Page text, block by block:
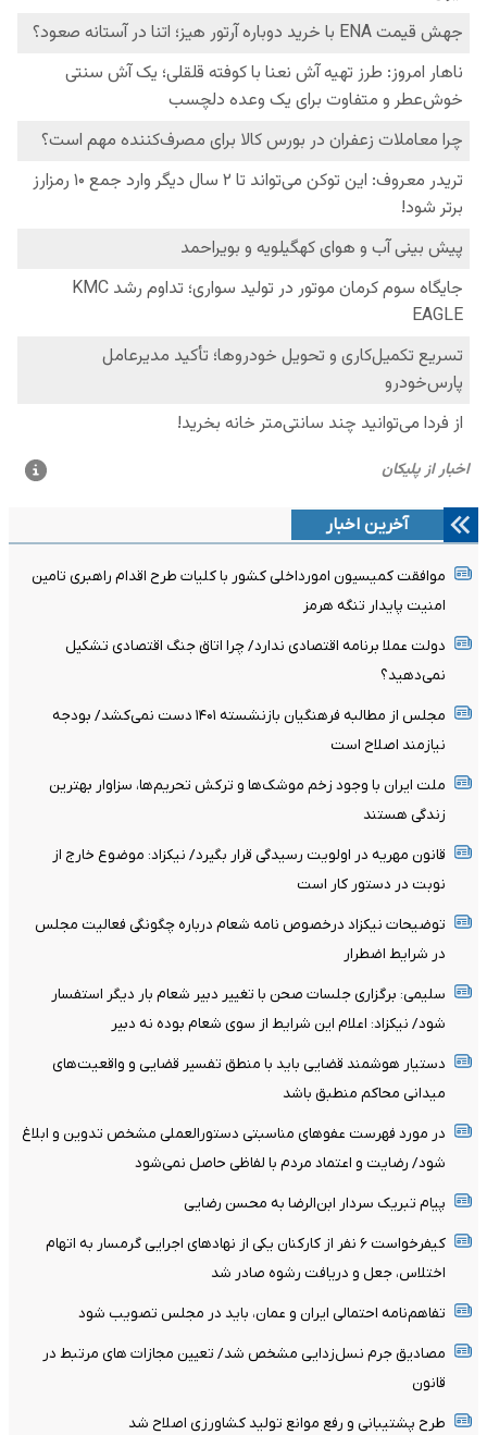
آخرین اخبار
موافقت کمیسیون امورداخلی کشور با کلیات طرح اقدام راهبری تامین
امنیت پایدار تنگه هرمز
دولت عملا برنامه اقتصادی ندارد/ چرا اتاق جنگ اقتصادی تشکیل
نمی‌دهید؟
مجلس از مطالبه فرهنگیان بازنشسته ۱۴۰۱ دست نمی‌کشد/ بودجه
نیازمند اصلاح است
ملت ایران با وجود زخم موشک‌ها و ترکش تحریم‌ها، سزاوار بهترین
زندگی هستند
قانون مهریه در اولویت رسیدگی قرار بگیرد/ نیکزاد: موضوع خارج از
نوبت در دستور کار است
توضیحات نیکزاد درخصوص نامه شعام درباره چگونگی فعالیت مجلس
در شرایط اضطرار
سلیمی: برگزاری جلسات صحن با تغییر دبیر شعام بار دیگر استفسار
شود/ نیکزاد: اعلام این شرایط از سوی شعام بوده نه دبیر
دستیار هوشمند قضایی باید با منطق تفسیر قضایی و واقعیت‌های
میدانی محاکم منطبق باشد
در مورد فهرست عفو‌های مناسبتی دستورالعملی مشخص تدوین و ابلاغ
شود/ رضایت و اعتماد مردم با لفاظی حاصل نمی‌شود
پیام تبریک سردار ابن‌الرضا به محسن رضایی
کیفرخواست ۶ نفر از کارکنان یکی از نهاد‌های اجرایی گرمسار به اتهام
اختلاس، جعل و دریافت رشوه صادر شد
تفاهم‌نامه احتمالی ایران و عمان، باید در مجلس تصویب شود
مصادیق جرم نسل‌زدایی مشخص شد/ تعیین مجازات های مرتبط در
قانون
طرح پشتیبانی و رفع موانع تولید کشاورزی اصلاح شد